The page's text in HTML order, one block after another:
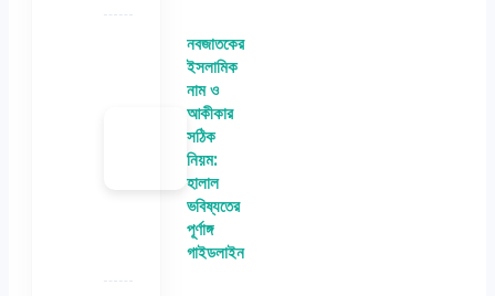
নবজাতকের
ইসলামিক
নাম ও
আকীকার
সঠিক
নিয়ম:
হালাল
ভবিষ্যতের
পূর্ণাঙ্গ
গাইডলাইন